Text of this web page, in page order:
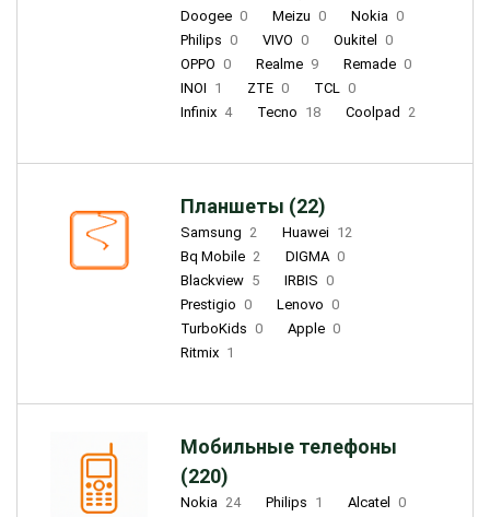
Doogee 0 Meizu 0 Nokia 0
Philips 0 VIVO 0 Oukitel
0
OPPO 0 Realme 9 Remade 0
INOI 1 ZTE 0 TCL 0
Infinix 4 Tecno 18 Coolpad 2
Планшеты (22)
Samsung 2 Huawei 12
Bq Mobile 2 DIGMA 0
Blackview 5 IRBIS 0
Prestigio 0 Lenovo 0
TurboKids 0 Apple 0
Ritmix 1
Мобильные телефоны
(220)
Nokia 24 Philips 1 Alcatel
0